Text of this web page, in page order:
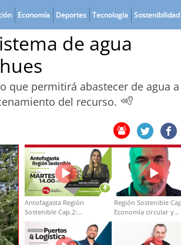
Economía Deportes Tecnología Sostenibilidad
de agua
que permitirá abastecer de agua
del recurso.
Antofagasta Región
Sostenible Cap.2:
Educación ambiental y
formación de capacidades
técnicas
Región Sostenible
Economía circular y